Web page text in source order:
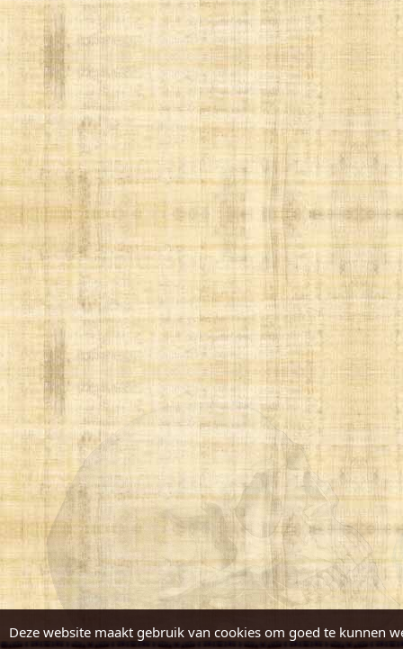
Deze website maakt gebruik van cookies om goed te kunnen